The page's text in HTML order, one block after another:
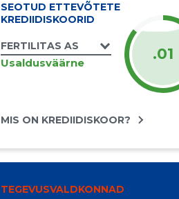
SEOTUD ETTEVÕTETE
KREDIIDISKOORID
FERTILITAS AS
Usaldusväärne .01
MIS ON KREDIIDISKOOR?
TEGEVUSVALDKONNAD